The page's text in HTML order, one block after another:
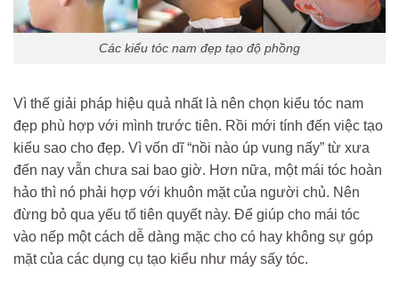
Các kiểu tóc nam đẹp tạo độ phồng
Vì thế giải pháp hiệu quả nhất là nên chọn kiểu tóc nam
đẹp phù hợp với mình trước tiên. Rồi mới tính đến việc tạo
kiểu sao cho đẹp. Vì vốn dĩ “nồi nào úp vung nấy” từ xưa
đến nay vẫn chưa sai bao giờ. Hơn nữa, một mái tóc hoàn
hảo thì nó phải hợp với khuôn mặt của người chủ. Nên
đừng bỏ qua yếu tố tiên quyết này. Để giúp cho mái tóc
vào nếp một cách dễ dàng mặc cho có hay không sự góp
mặt của các dụng cụ tạo kiểu như máy sấy tóc.